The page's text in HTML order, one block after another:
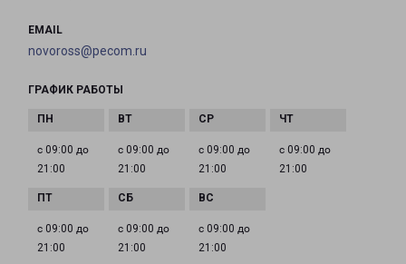
EMAIL
novoross@pecom.ru
ГРАФИК РАБОТЫ
с 09:00 до
21:00
с 09:00 до
21:00
с 09:00 до
21:00
с 09:00 до
21:00
с 09:00 до
21:00
с 09:00 до
21:00
с 09:00 до
21:00